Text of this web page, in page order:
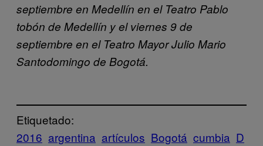
septiembre en Medellín en el Teatro Pablo
tobón de Medellín y el viernes 9 de
septiembre en el Teatro Mayor Julio Mario
Santodomingo de Bogotá.
Etiquetado:
2016 argentina artículos Bogotá cumbia D